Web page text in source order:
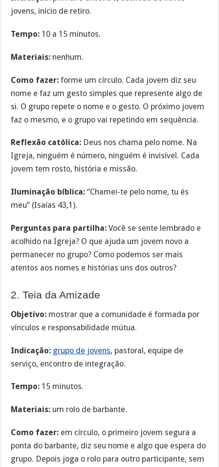
jovens, início de retiro.
Tempo: 10 a 15 minutos.
Materiais: nenhum.
Como fazer: forme um círculo. Cada jovem diz seu
nome e faz um gesto simples que represente algo de
si. O grupo repete o nome e o gesto. O próximo jovem
faz o mesmo, e o grupo vai repetindo em sequência.
Reflexão católica: Deus nos chama pelo nome. Na
Igreja, ninguém é número, ninguém é invisível. Cada
jovem tem rosto, história e missão.
Iluminação bíblica: “Chamei-te pelo nome, tu és
meu” (Isaías 43,1).
Perguntas para partilha: Você se sente lembrado e
acolhido na Igreja? O que ajuda um jovem novo a
permanecer no grupo? Como podemos ser mais
atentos aos nomes e histórias uns dos outros?
2. Teia da Amizade
Objetivo: mostrar que a comunidade é formada por
vínculos e responsabilidade mútua.
Indicação: grupo de jovens, pastoral, equipe de
serviço, encontro de integração.
Tempo: 15 minutos.
Materiais: um rolo de barbante.
Como fazer: em círculo, o primeiro jovem segura a
ponta do barbante, diz seu nome e algo que espera do
grupo. Depois joga o rolo para outro participante, sem